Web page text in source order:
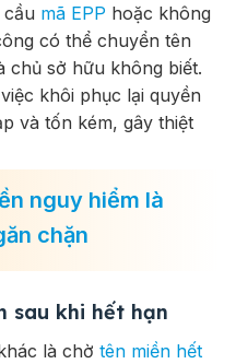
mã EPP hoặc không
có thể chuyển tên
chủ sở hữu không biết.
khôi phục lại quyền
và tốn kém, gây thiệt
nguy hiểm là
chặn
sau khi hết hạn
là chờ tên miền hết